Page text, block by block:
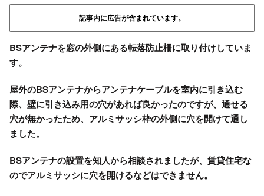
記事内に広告が含まれています。
BSアンテナを窓の外側にある転落防止柵に取り付けしていま
す。
屋外のBSアンテナからアンテナケーブルを室内に引き込む
際、壁に引き込み用の穴があれば良かったのですが、通せる
穴が無かったため、アルミサッシ枠の外側に穴を開けて通し
ました。
BSアンテナの設置を知人から相談されましたが、賃貸住宅な
のでアルミサッシに穴を開けるなどはできません。